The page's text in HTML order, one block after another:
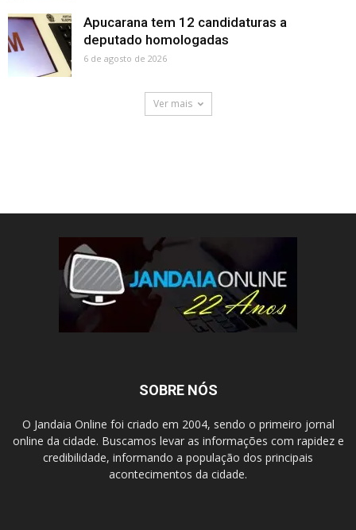
Apucarana tem 12 candidaturas a
deputado homologadas
6 de agosto de 2026
Ver mais
SOBRE NÓS
O Jandaia Online foi criado em 2004, sendo o primeiro jornal
online da cidade. Buscamos levar as informações com rapidez e
credibilidade, informando a população dos principais
acontecimentos da cidade.